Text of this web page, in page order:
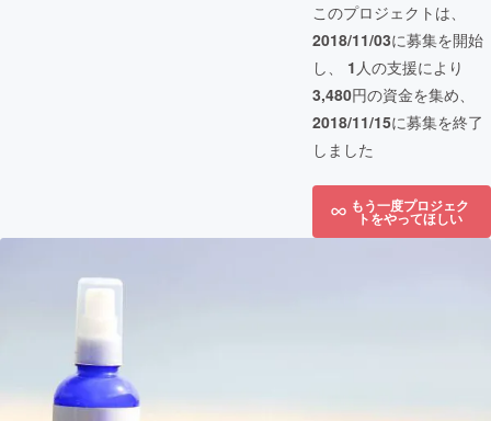
このプロジェクトは、
2018/11/03に募集を開始
し、 1 人の支援により
3,480円の資金を集め、
2018/11/15に募集を終了
しました
もう一度プロジェク
トをやってほしい